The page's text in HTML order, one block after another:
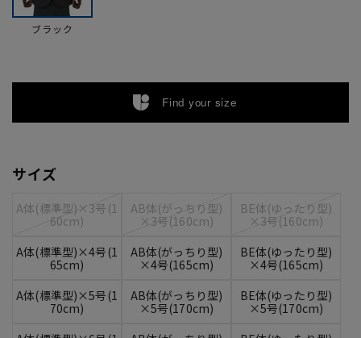
ブラック
Find your size
サイズ
A体(標準型)×3号(1
60cm)
AB体(がっちり型)
×3号(160cm)
BE体(ゆったり型)
×3号(160cm)
A体(標準型)×4号(1
65cm)
AB体(がっちり型)
×4号(165cm)
BE体(ゆったり型)
×4号(165cm)
A体(標準型)×5号(1
70cm)
AB体(がっちり型)
×5号(170cm)
BE体(ゆったり型)
×5号(170cm)